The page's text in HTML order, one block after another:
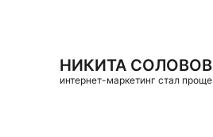
НИКИТА СОЛОВОВ
интернет-маркетинг стал проще